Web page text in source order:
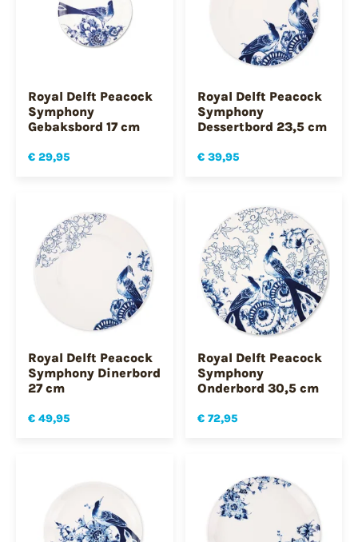
Royal Delft Peacock
Symphony
Gebaksbord 17 cm
€ 29,95
Royal Delft Peacock
Symphony
Dessertbord 23,5 cm
€ 39,95
Royal Delft Peacock
Symphony Dinerbord
27 cm
€ 49,95
Royal Delft Peacock
Symphony
Onderbord 30,5 cm
€ 72,95